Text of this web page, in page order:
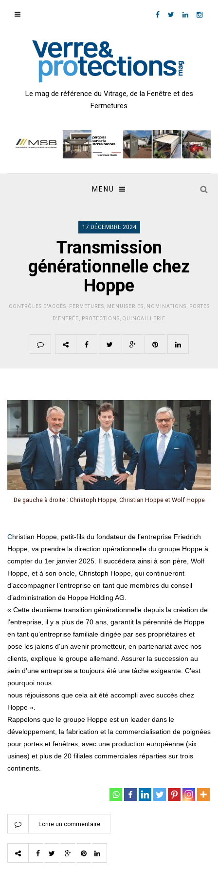
Le mag de référence du Vitrage, de la Fenêtre et des
Fermetures
MENU
17 DÉCEMBRE 2024
Transmission
générationnelle chez
Hoppe
CONTRÔLES D'ACCÈS FERMETURES MENUISERIES NOMINATIONS PORTES
D'ENTRÉE PROTECTIONS QUINCAILLERIE
De gauche à droite : Christoph Hoppe, Christian Hoppe et Wolf Hoppe
Christian Hoppe, petit-fils du fondateur de l’entreprise Friedrich
Hoppe, va prendre la direction opérationnelle du groupe Hoppe à
compter du 1er janvier 2025. Il succédera ainsi à son père, Wolf
Hoppe, et à son oncle, Christoph Hoppe, qui continueront
d’accompagner l’entreprise en tant que membres du conseil
d’administration de Hoppe Holding AG.
« Cette deuxième transition générationnelle depuis la création de
l’entreprise, il y a plus de 70 ans, garantit la pérennité de Hoppe
en tant qu’entreprise familiale dirigée par ses propriétaires et
pose les jalons d'un avenir prometteur, en partenariat avec nos
clients, explique le groupe allemand. Assurer la succession au
sein d’une entreprise a toujours été une tâche exigeante. C’est
pourquoi nous
nous réjouissons que cela ait été accompli avec succès chez
Hoppe ».
Rappelons que le groupe Hoppe est un leader dans le
développement, la fabrication et la commercialisation de poignées
pour portes et fenêtres, avec une production européenne (six
usines) et plus de 20 filiales commerciales réparties sur trois
continents.
Ecrire un commentaire